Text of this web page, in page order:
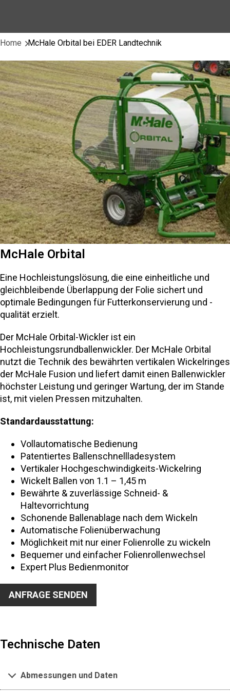
Home McHale Orbital bei EDER Landtechnik
McHale Orbital
Eine Hochleistungslösung, die eine einheitliche und
gleichbleibende Überlappung der Folie sichert und
optimale Bedingungen für Futterkonservierung und -
qualität erzielt.
Der McHale Orbital-Wickler ist ein
Hochleistungsrundballenwickler. Der McHale Orbital
nutzt die Technik des bewährten vertikalen Wickelringes
der McHale Fusion und liefert damit einen Ballenwickler
höchster Leistung und geringer Wartung, der im Stande
ist, mit vielen Pressen mitzuhalten.
Standardausstattung:
Vollautomatische Bedienung
Patentiertes Ballenschnellladesystem
Vertikaler Hochgeschwindigkeits-Wickelring
Wickelt Ballen von 1.1 – 1,45 m
Bewährte & zuverlässige Schneid- &
Haltevorrichtung
Schonende Ballenablage nach dem Wickeln
Automatische Folienüberwachung
Möglichkeit mit nur einer Folienrolle zu wickeln
Bequemer und einfacher Folienrollenwechsel
Expert Plus Bedienmonitor
ANFRAGE SENDEN
Technische Daten
Abmessungen und Daten